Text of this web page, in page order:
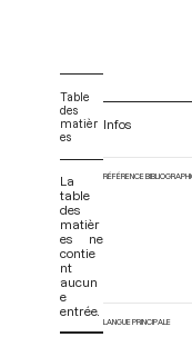
Table
des
matièr
es
La
table
des
matièr
es ne
contie
nt
aucun
e
entrée.
Infos
RÉFÉRENCE
LANGUE PRINCIPALE